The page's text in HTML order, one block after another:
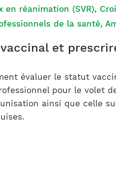
en réanimation (SVR),
de la santé,
et
évaluer le statut
pour le volet
ainsi que celle